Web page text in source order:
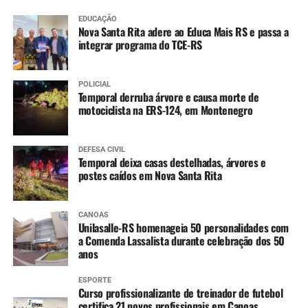
EDUCAÇÃO
Nova Santa Rita adere ao Educa Mais RS e passa a
integrar programa do TCE-RS
POLICIAL
Temporal derruba árvore e causa morte de
motociclista na ERS-124, em Montenegro
DEFESA CIVIL
Temporal deixa casas destelhadas, árvores e
postes caídos em Nova Santa Rita
CANOAS
Unilasalle-RS homenageia 50 personalidades com
a Comenda Lassalista durante celebração dos 50
anos
ESPORTE
Curso profissionalizante de treinador de futebol